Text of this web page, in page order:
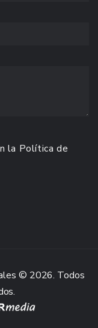
la Política de
© 2026. Todos